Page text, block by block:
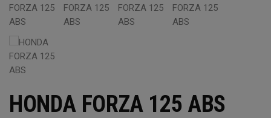
HONDA FORZA 125 ABS